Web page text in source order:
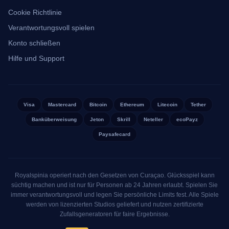
Welche Risiken bergen Cookies?
Cookies stellen an sich keine direkte Gefahr für Ihr Gerät dar.
Sie können keine Viren verbreiten und keine Dateien öffnen.
Marketing Cookies können jedoch ein detailliertes Bild Ihres
verfolgt werden.
Cookies und mobile Geräte
pro Browser ab. Wechselt jemand auf demselben Telefon von
Safari zu Chrome, erscheint das Cookie Banner erneut.
Löschen Sie Ihre Browserdaten, fragt die Plattform erneut nach
Zustimmung. Manche Betriebssysteme blockieren Tracking
standardmäßig, und wir respektieren diese Einstellungen
Cookie Richtlinie
Verantwortungsvoll spielen
Konto schließen
Hilfe und Support
Visa Mastercard Bitcoin Ethereum Litecoin Tether
Banküberweisung Jeton Skrill Neteller ecoPayz
Paysafecard
Royalspinia operiert nach den Gesetzen von Curaçao. Glücksspiel kann
süchtig machen und ist nur für Personen ab 24 Jahren erlaubt. Spielen Sie
immer verantwortungsvoll und legen Sie persönliche Limits fest. Alle Spiele
werden von lizenzierten Studios geliefert und nutzen zertifizierte
Zufallsgeneratoren für faire Ergebnisse.